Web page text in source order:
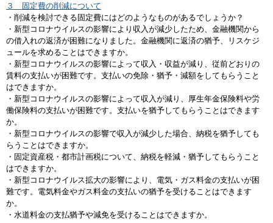
３ 固定費の削減について
・削減を検討できる固定費にはどのようなものがあるでしょうか？
・新型コロナウイルスの影響により収入が減少したため、金融機関から
の借入れの返済が困難になりました。金融機関に返済の猶予、リスケジ
ュールを求めることはできますか。
・新型コロナウイルスの影響によって収入・収益が減り、従前どおりの
賃料の支払いが困難です。支払いの免除・猶予・減額をしてもらうこと
はできますか。
・新型コロナウイルスの影響によって収入が減り、厚生年金保険料や労
働保険料の支払いが困難です。支払いを猶予してもらうことはできます
か。
・新型コロナウイルスの影響で収入が減少した場合、納税を猶予しても
らうことはできますか。
・固定資産税・都市計画税について、納税を軽減・猶予してもらうこと
はできますか。
・新型コロナウイルス拡大の影響により、電気・ガス料金の支払いが困
難です。電気料金やガス料金の支払いの猶予を受けることはできます
か。
・水道料金の支払猶予や減免を受けることはできますか。